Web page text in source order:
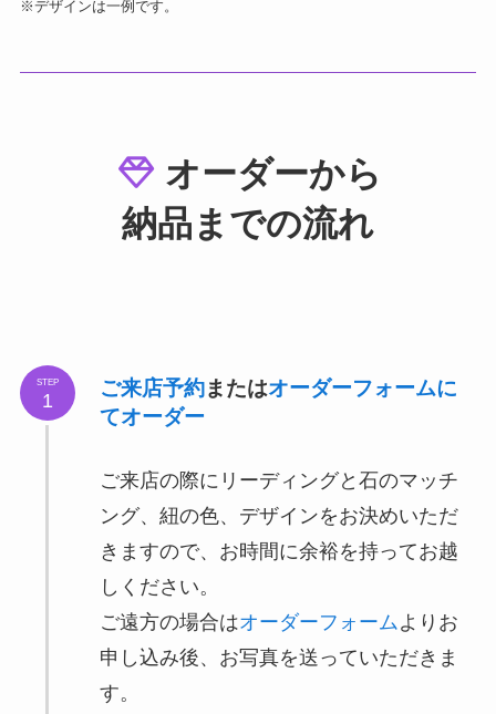
※デザインは一例です。
オーダーから
納品までの流れ
ご来店予約またはオーダーフォームに
てオーダー
ご来店の際にリーディングと石のマッチ
ング、紐の色、デザインをお決めいただ
きますので、お時間に余裕を持ってお越
しください。
ご遠方の場合はオーダーフォームよりお
申し込み後、お写真を送っていただきま
す。
STEP
1